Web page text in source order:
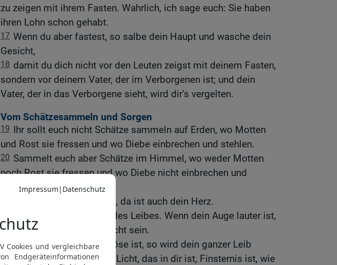
zu zeigen mit ihrem Fasten. Wahrlich, ich sage euch: Sie haben
ihren Lohn schon gehabt.
17 Wenn du aber fastest, so salbe dein Haupt und wasche dein
Gesicht,
18 damit du dich nicht vor den Leuten zeigst mit deinem Fasten,
sondern vor deinem Vater, der im Verborgenen ist; und dein
Vater, der in das Verborgene sieht, wird dir’s vergelten.
Vom Schätzesammeln und Sorgen
19 Ihr sollt euch nicht Schätze sammeln auf Erden, wo Motten
und Rost sie fressen und wo Diebe einbrechen und stehlen.
20 Sammelt euch aber Schätze im Himmel, wo weder Motten
noch Rost sie fressen und wo Diebe nicht einbrechen und
stehlen.
Denn wo dein Schatz ist, da ist auch dein Herz.
Das Auge ist das Licht des Leibes. Wenn dein Auge lauter ist,
so wird dein ganzer Leib licht sein.
23 Wenn aber dein Auge böse ist, so wird dein ganzer Leib
finster sein. Wenn nun das Licht, das in dir ist, Finsternis ist, wie